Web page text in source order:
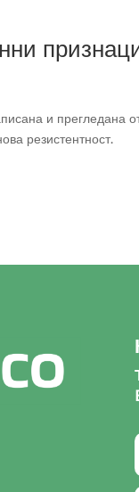
и прегледана
резистентност.